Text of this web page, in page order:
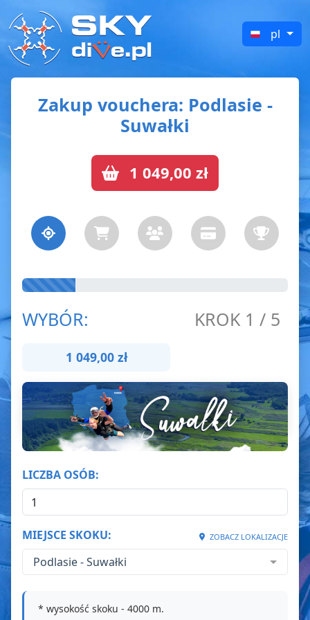
pl
Zakup vouchera: Podlasie -
Suwałki
1 049,00 zł
WYBÓR:
1 049,00 zł
KROK 1 / 5
LICZBA OSÓB:
MIEJSCE SKOKU: ZOBACZ LOKALIZACJE
Podlasie - Suwałki
* wysokość skoku - 4000 m.